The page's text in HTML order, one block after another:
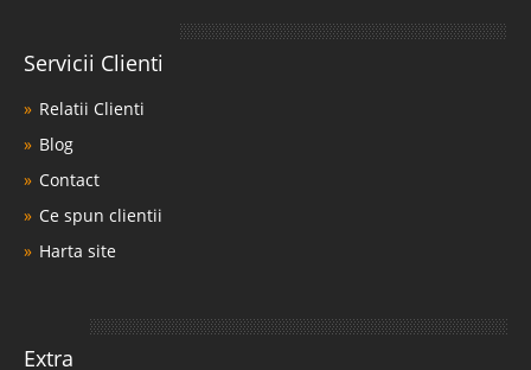
Servicii Clienti
Relatii Clienti
Blog
Contact
Ce spun clientii
Harta site
Extra